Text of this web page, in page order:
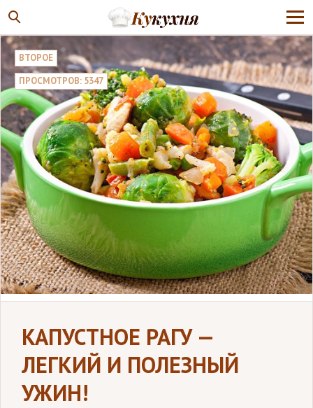
ВТОРОЕ
ПРОСМОТРОВ: 5347
КАПУСТНОЕ РАГУ —
ЛЕГКИЙ И ПОЛЕЗНЫЙ
УЖИН!